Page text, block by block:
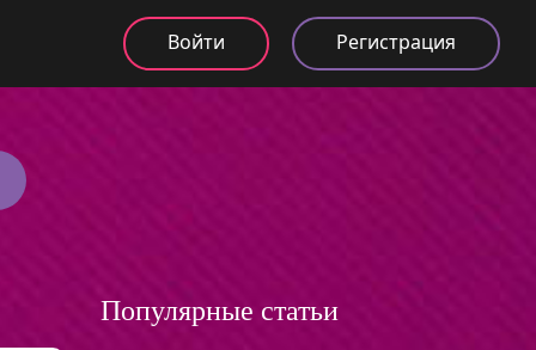
Войти Регистрация
Популярные статьи